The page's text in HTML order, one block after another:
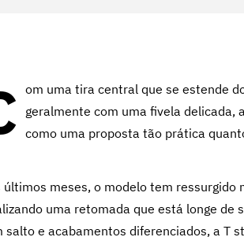
om uma tira central que se estende
geralmente com uma fivela delicada, a
como uma proposta tão prática
últimos meses, o modelo tem
uma retomada que está longe de
salto e acabamentos diferenciados, a T